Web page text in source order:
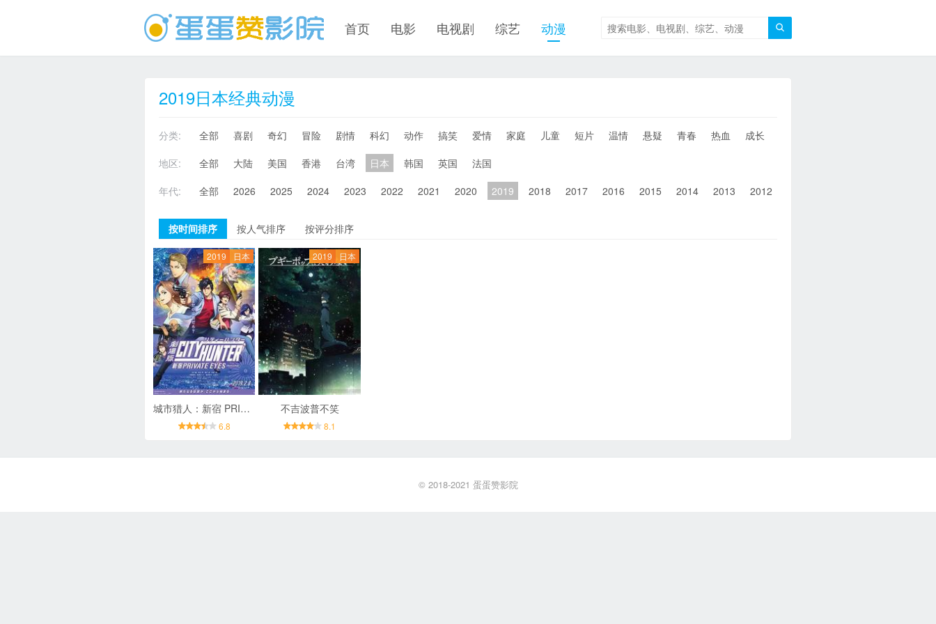

首页 电影 电视剧 综艺 动漫
2019日本经典动漫
分类: 全部 喜剧 奇幻 冒险 剧情 科幻 动作 搞笑 爱情 家庭 儿童 短片 温情 悬疑 青春 热血 成长
地区:
全部 大陆 美国 香港 台湾 日本 韩国 英国
法国
年代:
全部 2026 2025 2024 2023 2022 2021 2020 2019 2018 2017 2016 2015 2014 2013 2012
按时间排序 按人气排序 按评分排序
2019 日本
城市猎人：新宿 PRIVATE EYES
6.8
2019 日本
不吉波普不笑
8.1
© 2018-2021 蛋蛋赞影院